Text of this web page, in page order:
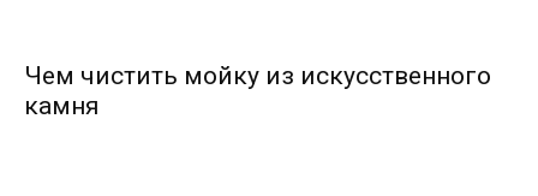
Чем чистить мойку из искусственного
камня